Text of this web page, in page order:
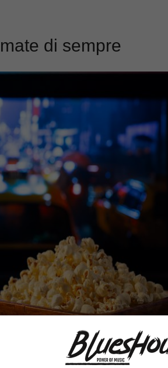
di sempre